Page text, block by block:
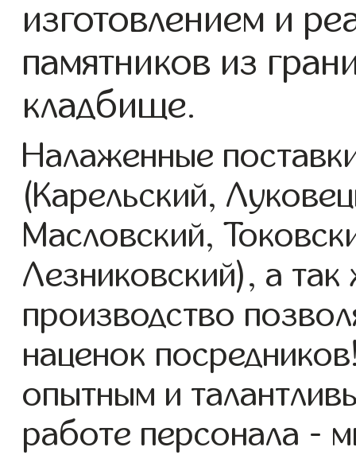
изготовлением и
памятников из
кладбище.
Налаженные
(Карельский,
Масловский,
Лезниковский), а
производство
наценок
опытным и
работе персонала -